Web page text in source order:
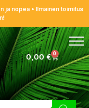
ja nopea • Ilmainen toimitus
0,00€ 0